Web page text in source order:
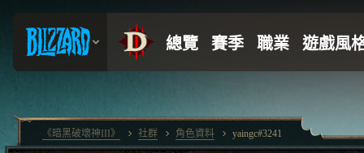
《暗黑破壞神III》 社群 角色資料 yaingc#3241